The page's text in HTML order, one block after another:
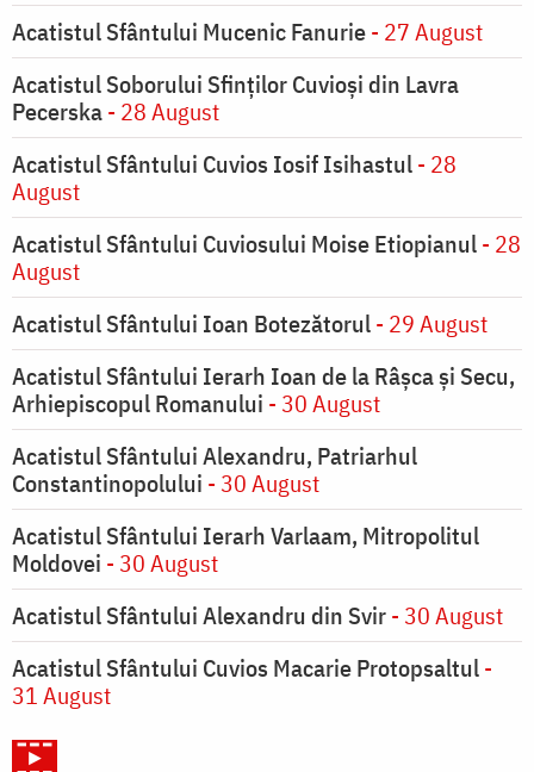
Acatistul Sfântului Mucenic Fanurie- 27 August
Acatistul Soborului Sfinților Cuvioși din Lavra
Pecerska- 28 August
Acatistul Sfântului Cuvios Iosif Isihastul- 28
August
Acatistul Sfântului Cuviosului Moise Etiopianul- 28
August
Acatistul Sfântului Ioan Botezătorul- 29 August
Acatistul Sfântului Ierarh Ioan de la Râşca şi Secu,
Arhiepiscopul Romanului - 30 August
Acatistul Sfântului Alexandru, Patriarhul
Constantinopolului - 30 August
Acatistul Sfântului Ierarh Varlaam, Mitropolitul
Moldovei - 30 August
Acatistul Sfântului Alexandru din Svir- 30 August
Acatistul Sfântului Cuvios Macarie Protopsaltul-
31 August